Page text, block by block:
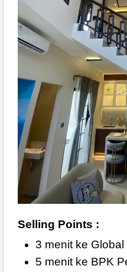
Selling Points :
3 menit ke Global
5 menit ke BPK